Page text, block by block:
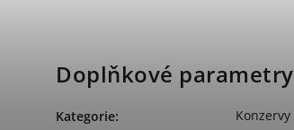
Doplňkové parametry
Kategorie:
Konzervy